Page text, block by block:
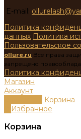
E-mail:
Политика
данных Политика
Пользовательское
ollure.ru Все права
запрещено
Политика
Магазин
Аккаунт
Корзина
Избранное
Корзина